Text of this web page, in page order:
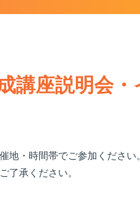
講座説明会
地・時間帯でご参加ください
了承ください。